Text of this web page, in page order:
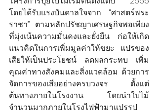
โดยได้รับแรงบันดาลใจจาก “ศาสตร์พระ
ราชา” ตามหลักปรัชญาเศรษฐกิจพอเพียง
ที่มุ่งเน้นความมั่นคงและยั่งยืน ก่อให้เกิด
แนวคิดในการเพิ่มมูลค่าให้ขยะ แปรของ
เสียให้เป็นประโยชน์ ลดผลกระทบ เพิ่ม
คุณค่าทางสังคมและสิ่งแวดล้อม ด้วยการ
จัดการของเสียอย่างครบวงจร ตั้งแต่
ต้นทางภายในโรงงาน โดยนำใบไม้
จำนวนมากภายในโรงไฟฟ้ามาแปรรูป